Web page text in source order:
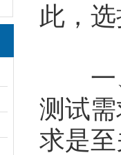
此，
一、
测试
求是